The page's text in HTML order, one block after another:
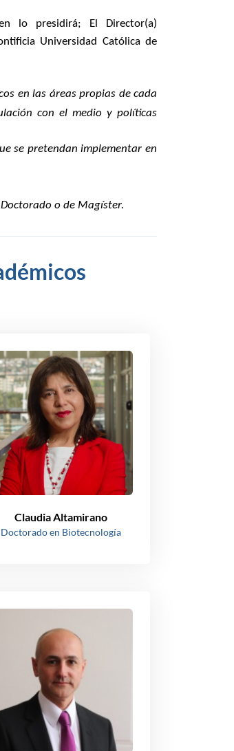
lo presidirá; El Director(a)
Universidad Católica de
en las áreas propias de cada
con el medio y políticas
se pretendan implementar en
o de Magíster.
Claudia Altamirano
Doctorado en Biotecnología